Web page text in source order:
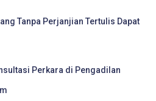
Tanpa Perjanjian Tertulis Dapat
Perkara di Pengadilan